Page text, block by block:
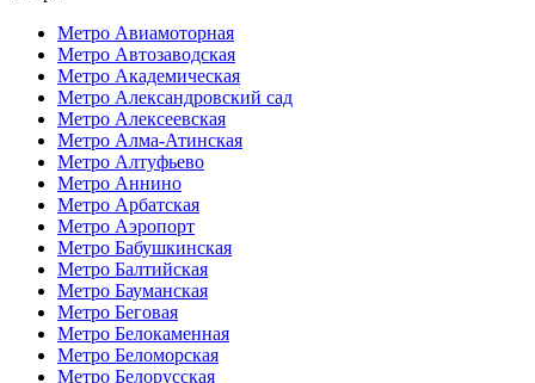
Метро Авиамоторная
Метро Автозаводская
Метро Академическая
Метро Александровский сад
Метро Алексеевская
Метро Алма-Атинская
Метро Алтуфьево
Метро Аннино
Метро Арбатская
Метро Аэропорт
Метро Бабушкинская
Метро Балтийская
Метро Бауманская
Метро Беговая
Метро Белокаменная
Метро Беломорская
Метро Белорусская